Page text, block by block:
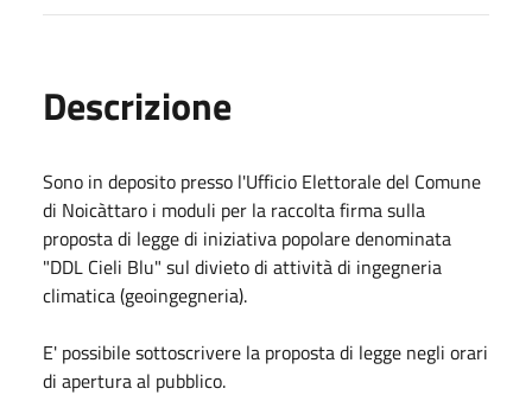
Descrizione
Sono in deposito presso l'Ufficio Elettorale del Comune
di Noicàttaro i moduli per la raccolta firma sulla
proposta di legge di iniziativa popolare denominata
"DDL Cieli Blu" sul divieto di attività di ingegneria
climatica (geoingegneria).
E' possibile sottoscrivere la proposta di legge negli orari
di apertura al pubblico.